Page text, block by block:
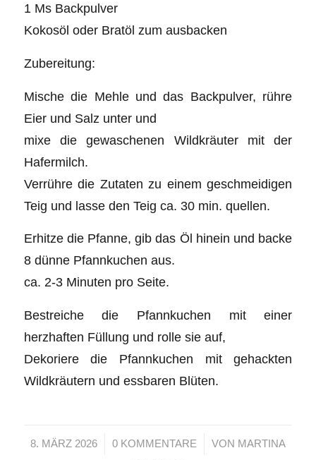
1 Ms Backpulver
Kokosöl oder Bratöl zum ausbacken
Zubereitung:
Mische die Mehle und das Backpulver, rühre
Eier und Salz unter und
mixe die gewaschenen Wildkräuter mit der
Hafermilch.
Verrühre die Zutaten zu einem geschmeidigen
Teig und lasse den Teig ca. 30 min. quellen.
Erhitze die Pfanne, gib das Öl hinein und backe
8 dünne Pfannkuchen aus.
ca. 2-3 Minuten pro Seite.
Bestreiche die Pfannkuchen mit einer
herzhaften Füllung und rolle sie auf,
Dekoriere die Pfannkuchen mit gehackten
Wildkräutern und essbaren Blüten.
8. MÄRZ 2026
/ 0 KOMMENTARE
/ VON MARTINA